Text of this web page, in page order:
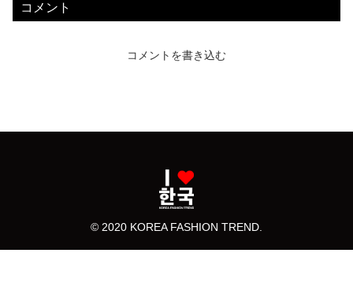
コメント
コメントを書き込む
© 2020 KOREA FASHION TREND.